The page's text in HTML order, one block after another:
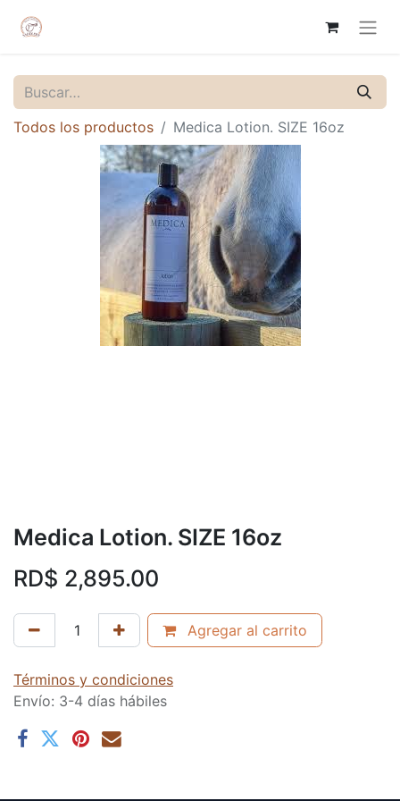
Todos los productos Medica Lotion. SIZE 16oz
Medica Lotion. SIZE 16oz
RD$ 2,895.00
Agregar al carrito
Términos y condiciones
Envío: 3-4 días hábiles